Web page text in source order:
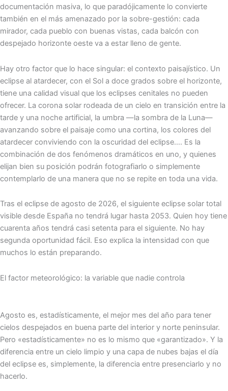
documentación masiva, lo que paradójicamente lo convierte
también en el más amenazado por la sobre-gestión: cada
mirador, cada pueblo con buenas vistas, cada balcón con
despejado horizonte oeste va a estar lleno de gente.
Hay otro factor que lo hace singular: el contexto paisajístico. Un
eclipse al atardecer, con el Sol a doce grados sobre el horizonte,
tiene una calidad visual que los eclipses cenitales no pueden
ofrecer. La corona solar rodeada de un cielo en transición entre la
tarde y una noche artificial, la umbra —la sombra de la Luna—
avanzando sobre el paisaje como una cortina, los colores del
atardecer conviviendo con la oscuridad del eclipse…. Es la
combinación de dos fenómenos dramáticos en uno, y quienes
elijan bien su posición podrán fotografiarlo o simplemente
contemplarlo de una manera que no se repite en toda una vida.
Tras el eclipse de agosto de 2026, el siguiente eclipse solar total
visible desde España no tendrá lugar hasta 2053. Quien hoy tiene
cuarenta años tendrá casi setenta para el siguiente. No hay
segunda oportunidad fácil. Eso explica la intensidad con que
muchos lo están preparando.
El factor meteorológico: la variable que nadie controla
Agosto es, estadísticamente, el mejor mes del año para tener
cielos despejados en buena parte del interior y norte peninsular.
Pero «estadísticamente» no es lo mismo que «garantizado». Y la
diferencia entre un cielo limpio y una capa de nubes bajas el día
del eclipse es, simplemente, la diferencia entre presenciarlo y no
hacerlo.